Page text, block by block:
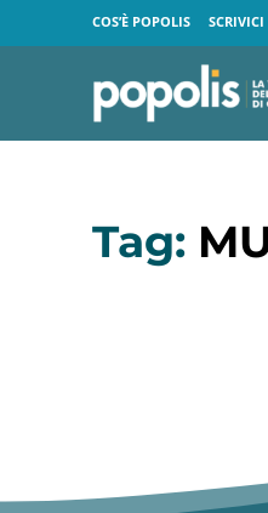
COS’È POPOLIS SCRIVICI
Tag: